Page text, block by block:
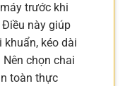
trước khi
này giúp
kéo dài
chọn chai
toàn thực